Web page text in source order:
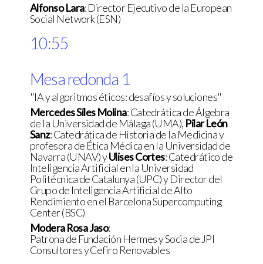
Alfonso Lara: Director Ejecutivo de la European
Social Network (ESN)
10:55
Mesa redonda 1
"IA y algoritmos éticos: desafíos y soluciones"
Mercedes Siles Molina: Catedrática de Álgebra
de la Universidad de Málaga (UMA), Pilar León
Sanz: Catedrática de Historia de la Medicina y
profesora de Ética Médica en la Universidad de
Navarra (UNAV) yUlises Cortes: Catedrático de
Inteligencia Artificial en la Universidad
Politécnica de Catalunya (UPC) y Director del
Grupo de Inteligencia Artificial de Alto
Rendimiento en el Barcelona Supercomputing
Center (BSC)
Modera Rosa Jaso:
Patrona de Fundación Hermes y Socia de JPI
Consultores y Cefiro Renovables